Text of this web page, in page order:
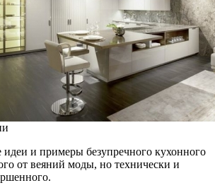
и примеры безупречного кухонного
от веяний моды, но технически и